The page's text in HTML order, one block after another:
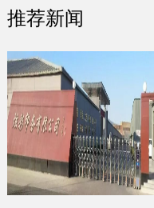
推荐新闻